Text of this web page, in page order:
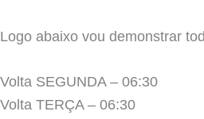
Logo abaixo vou demonstrar
Volta SEGUNDA – 06:30
Volta TERÇA – 06:30